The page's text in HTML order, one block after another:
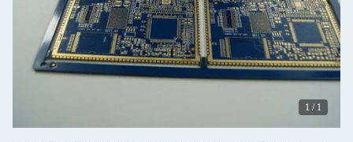
1 / 1